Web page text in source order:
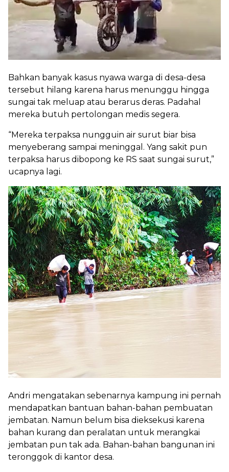
Bahkan banyak kasus nyawa warga di desa-desa
tersebut hilang karena harus menunggu hingga
sungai tak meluap atau berarus deras. Padahal
mereka butuh pertolongan medis segera.
“Mereka terpaksa nungguin air surut biar bisa
menyeberang sampai meninggal. Yang sakit pun
terpaksa harus dibopong ke RS saat sungai surut,”
ucapnya lagi.
Andri mengatakan sebenarnya kampung ini pernah
mendapatkan bantuan bahan-bahan pembuatan
jembatan. Namun belum bisa dieksekusi karena
bahan kurang dan peralatan untuk merangkai
jembatan pun tak ada. Bahan-bahan bangunan ini
teronggok di kantor desa.